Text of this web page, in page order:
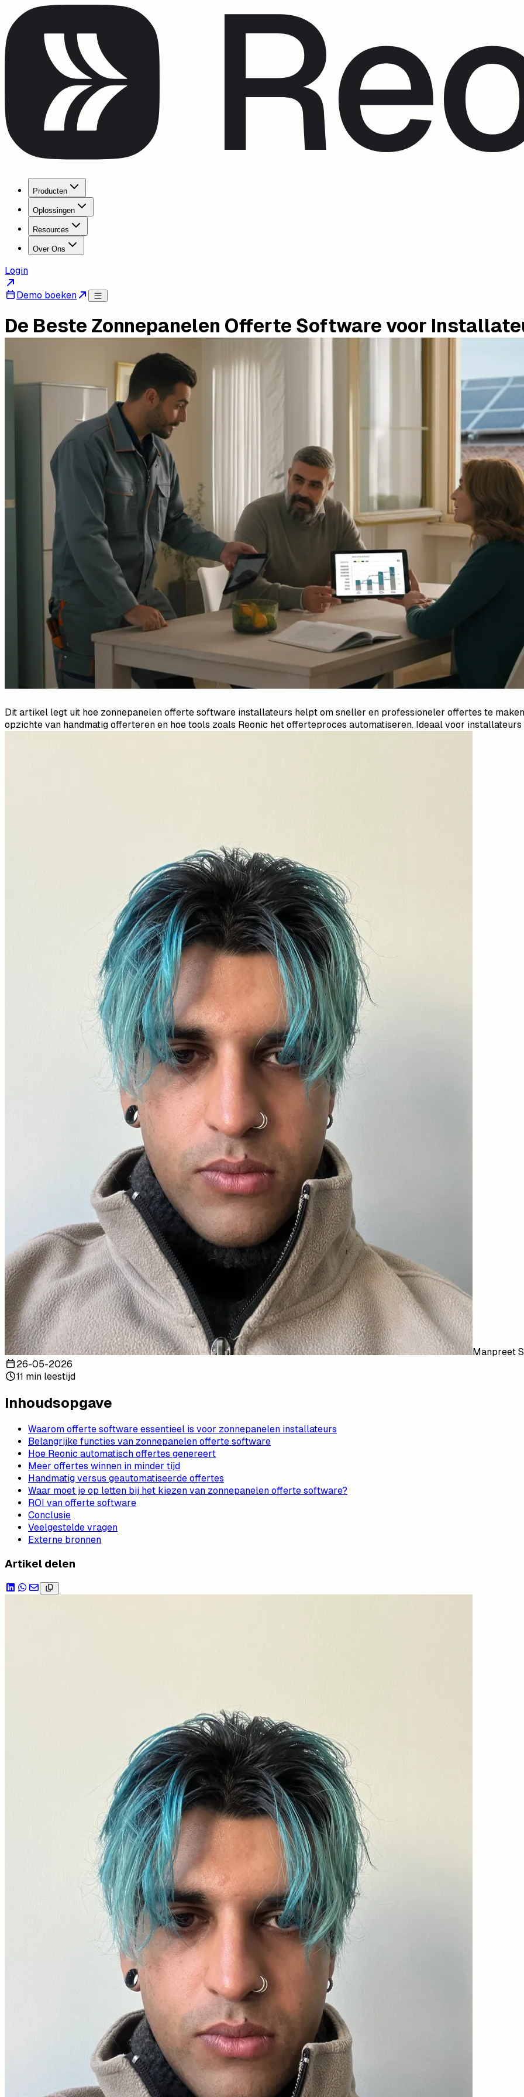
Producten
Oplossingen
Resources
Over Ons
Login
Demo boeken
De Beste Zonnepanelen Offerte Software voor
Dit artikel legt uit hoe zonnepanelen offerte software installateurs helpt om sneller en professioneler offertes te
opzichte van handmatig offerteren en hoe tools zoals Reonic het offerteproces automatiseren. Ideaal voor
Manpreet
26-05-2026
11 min leestijd
Inhoudsopgave
Waarom offerte software essentieel is voor zonnepanelen installateurs
Belangrijke functies van zonnepanelen offerte software
Hoe Reonic automatisch offertes genereert
Meer offertes winnen in minder tijd
Handmatig versus geautomatiseerde offertes
Waar moet je op letten bij het kiezen van zonnepanelen offerte software?
ROI van offerte software
Conclusie
Veelgestelde vragen
Externe bronnen
Artikel delen